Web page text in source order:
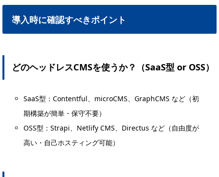
導入時に確認すべきポイント
どのヘッドレスCMSを使うか？（SaaS型 or OSS）
SaaS型：Contentful、microCMS、GraphCMS など（初
期構築が簡単・保守不要）
OSS型：Strapi、Netlify CMS、Directus など（自由度が
高い・自己ホスティング可能）